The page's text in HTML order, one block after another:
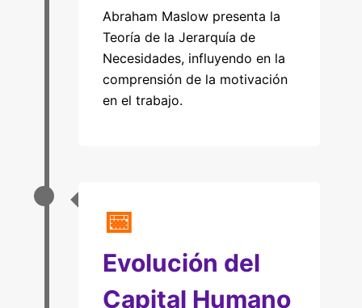
Abraham Maslow presenta la
Teoría de la Jerarquía de
Necesidades, influyendo en la
comprensión de la motivación
en el trabajo.
📅
Evolución del
Capital Humano